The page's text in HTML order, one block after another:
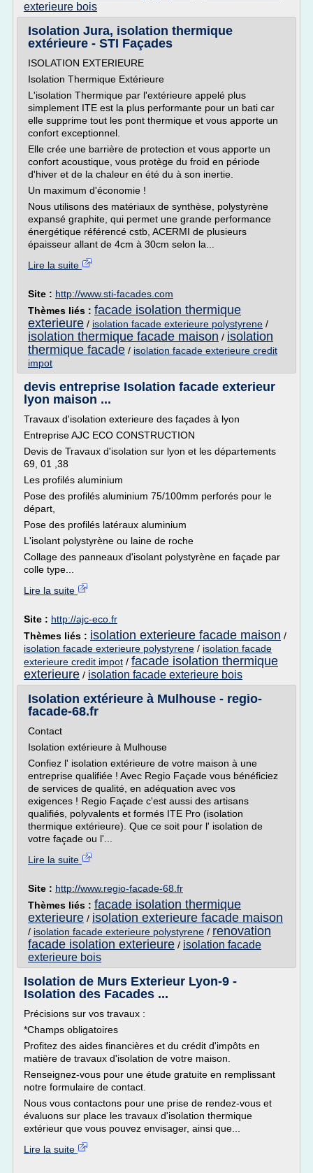
exterieure bois
Isolation Jura, isolation thermique
extérieure - STI Façades
ISOLATION EXTERIEURE
Isolation Thermique Extérieure
L'isolation Thermique par l'extérieure appelé plus
simplement ITE est la plus performante pour un bati car
elle supprime tout les pont thermique et vous apporte un
confort exceptionnel.
Elle crée une barrière de protection et vous apporte un
confort acoustique, vous protège du froid en période
d'hiver et de la chaleur en été du à son inertie.
Un maximum d'économie !
Nous utilisons des matériaux de synthèse, polystyrène
expansé graphite, qui permet une grande performance
énergétique référencé cstb, ACERMI de plusieurs
épaisseur allant de 4cm à 30cm selon la...
Lire la suite
Site : http://www.sti-facades.com
Thèmes liés : facade isolation thermique
exterieure / isolation facade exterieure polystyrene /
isolation thermique facade maison / isolation
thermique facade / isolation facade exterieure credit
impot
devis entreprise Isolation facade exterieur
lyon maison ...
Travaux d'isolation exterieure des façades à lyon
Entreprise AJC ECO CONSTRUCTION
Devis de Travaux d'isolation sur lyon et les départements
69, 01 ,38
Les profilés aluminium
Pose des profilés aluminium 75/100mm perforés pour le
départ,
Pose des profilés latéraux aluminium
L'isolant polystyrène ou laine de roche
Collage des panneaux d'isolant polystyrène en façade par
colle type...
Lire la suite
Site : http://ajc-eco.fr
Thèmes liés : isolation exterieure facade maison /
isolation facade exterieure polystyrene / isolation facade
exterieure credit impot / facade isolation thermique
exterieure / isolation facade exterieure bois
Isolation extérieure à Mulhouse - regio-
facade-68.fr
Contact
Isolation extérieure à Mulhouse
Confiez l' isolation extérieure de votre maison à une
entreprise qualifiée ! Avec Regio Façade vous bénéficiez
de services de qualité, en adéquation avec vos
exigences ! Regio Façade c'est aussi des artisans
qualifiés, polyvalents et formés ITE Pro (isolation
thermique extérieure). Que ce soit pour l' isolation de
votre façade ou l'...
Lire la suite
Site : http://www.regio-facade-68.fr
Thèmes liés : facade isolation thermique
exterieure / isolation exterieure facade maison
/ isolation facade exterieure polystyrene / renovation
facade isolation exterieure / isolation facade
exterieure bois
Isolation de Murs Exterieur Lyon-9 -
Isolation des Facades ...
Précisions sur vos travaux :
*Champs obligatoires
Profitez des aides financières et du crédit d'impôts en
matière de travaux d'isolation de votre maison.
Renseignez-vous pour une étude gratuite en remplissant
notre formulaire de contact.
Nous vous contactons pour une prise de rendez-vous et
évaluons sur place les travaux d'isolation thermique
extérieur que vous pouvez envisager, ainsi que...
Lire la suite